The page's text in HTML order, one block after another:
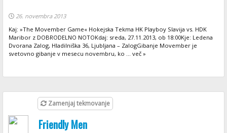
26. novembra 2013
Kaj: »The Movember Game« Hokejska Tekma HK Playboy Slavija vs. HDK
Maribor z DOBRODELNO NOTOKdaj: sreda, 27.11.2013, ob 18:00Kje: Ledena
Dvorana Zalog, Hladilniška 36, Ljubljana – ZalogGibanje Movember je
svetovno gibanje v mesecu novembru, ko ... več »
Zamenjaj tekmovanje
Friendly Men